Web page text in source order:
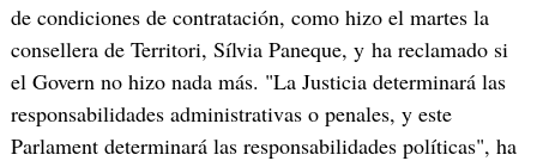
de condiciones de contratación, como hizo el martes la
consellera de Territori, Sílvia Paneque, y ha reclamado si
el Govern no hizo nada más. "La Justicia determinará las
responsabilidades administrativas o penales, y este
Parlament determinará las responsabilidades políticas", ha